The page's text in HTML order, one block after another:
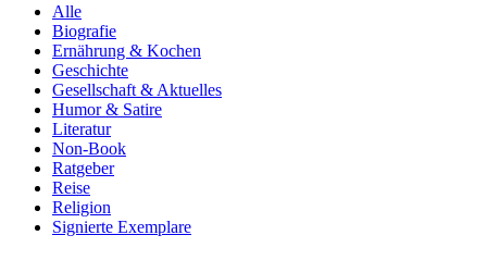
Alle
Biografie
Ernährung & Kochen
Geschichte
Gesellschaft & Aktuelles
Humor & Satire
Literatur
Non-Book
Ratgeber
Reise
Religion
Signierte Exemplare